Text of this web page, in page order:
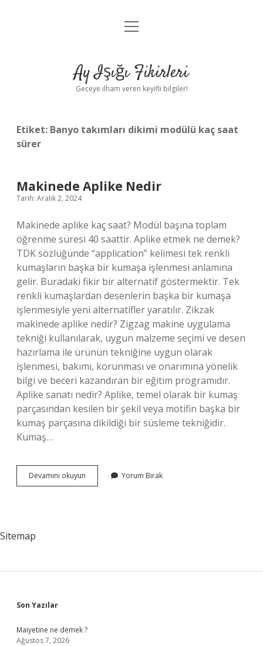
Anasayfa
Yasal Uyarı
menüyü
Ay Işığı Fikirleri
Geceye ilham veren keyifli bilgiler!
Etiket: Banyo takımları dikimi modülü kaç saat
sürer
Makinede Aplike Nedir
Tarih: Aralık 2, 2024
Makinede aplike kaç saat? Modül başına toplam
öğrenme süresi 40 saattir. Aplike etmek ne demek?
TDK sözlüğünde “application” kelimesi tek renkli
kumaşların başka bir kumaşa işlenmesi anlamına
gelir. Buradaki fikir bir alternatif göstermektir. Tek
renkli kumaşlardan desenlerin başka bir kumaşa
işlenmesiyle yeni alternatifler yaratılır. Zikzak
makinede aplike nedir? Zigzag makine uygulama
tekniği kullanılarak, uygun malzeme seçimi ve desen
hazırlama ile ürünün tekniğine uygun olarak
işlenmesi, bakımı, korunması ve onarımına yönelik
bilgi ve beceri kazandıran bir eğitim programıdır.
Aplike sanatı nedir? Aplike, temel olarak bir kumaş
parçasından kesilen bir şekil veya motifin başka bir
kumaş parçasına dikildiği bir süsleme tekniğidir.
Kumaş…
Devamını okuyun Makinede
Aplike
Yorum Bırak
Sitemap
Sidebar
Son Yazılar
Maiyetine ne demek ?
Ağustos 7, 2026